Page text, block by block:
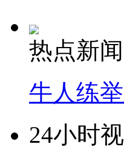
热点新闻
牛人练
24小时